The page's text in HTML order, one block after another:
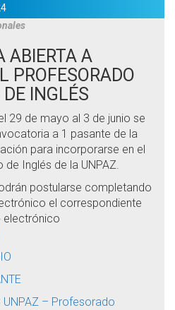
ABIERTA A
PROFESORADO
INGLÉS
29 de mayo al 3 de junio se
a 1 pasante de la
para incorporarse en el
Inglés de la UNPAZ.
postularse completando
el correspondiente
electrónico
UNPAZ – Profesorado